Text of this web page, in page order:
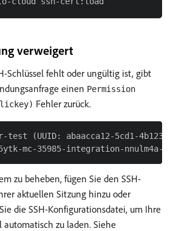
verweigert
Schlüssel fehlt oder ungültig ist, gibt
einen Permission
Fehler zurück.
test (UUID: abaacca12-5cd1-4b123-
zu beheben, fügen Sie den SSH-
aktuellen Sitzung hinzu oder
die SSH-Konfigurationsdatei, um Ihre
automatisch zu laden. Siehe